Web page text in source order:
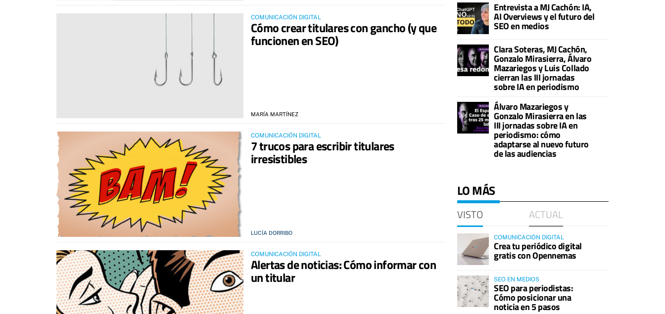
COMUNICACIÓN DIGITAL
Cómo crear titulares con gancho (y que
funcionen en SEO)
MARÍA MARTÍNEZ
COMUNICACIÓN DIGITAL
7 trucos para escribir titulares
irresistibles
LUCÍA DORRIBO
COMUNICACIÓN DIGITAL
Alertas de noticias: Cómo informar con
un titular
Entrevista a MJ Cachón: IA,
AI Overviews y el futuro del
SEO en medios
Clara Soteras, MJ Cachón,
Gonzalo Mirasierra, Álvaro
Mazariegos y Luis Collado
cierran las III jornadas
sobre IA en periodismo
Álvaro Mazariegos y
Gonzalo Mirasierra en las
III jornadas sobre IA en
periodismo: cómo
adaptarse al nuevo futuro
de las audiencias
LO MÁS
VISTO ACTUAL
COMUNICACIÓN DIGITAL
Crea tu periódico digital
gratis con Opennemas
SEO EN MEDIOS
SEO para periodistas:
Cómo posicionar una
noticia en 5 pasos